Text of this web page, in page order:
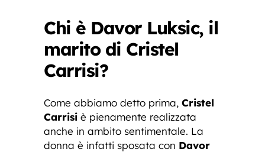
Chi è Davor Luksic, il
marito di Cristel
Carrisi?
Come abbiamo detto prima, Cristel
Carrisi è pienamente realizzata
anche in ambito sentimentale. La
donna è infatti sposata con Davor